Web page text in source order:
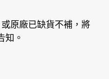
原廠已缺貨不補，將
知。